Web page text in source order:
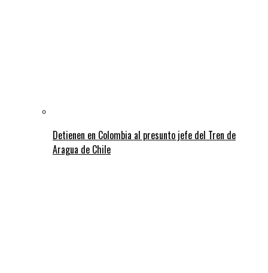
Detienen en Colombia al presunto jefe del Tren de
Aragua de Chile